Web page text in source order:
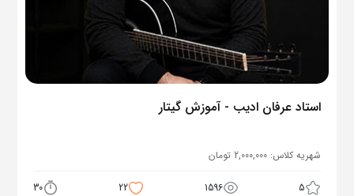
استاد عرفان ادیب - آموزش گیتار
شهریه کلاس: 2,000,000 تومان
5
1596
22
30